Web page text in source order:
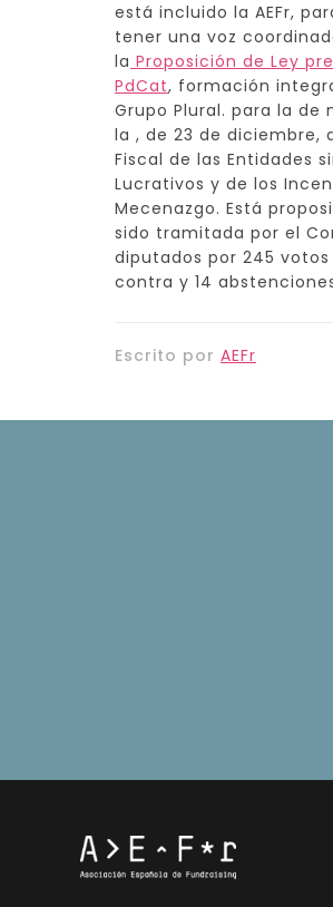
está incluido la AEFr,
tener una voz
la Proposición de Ley
PdCat, formación
Grupo Plural. para la de
la , de 23 de diciembre,
Fiscal de las Entidades
Lucrativos y de los
Mecenazgo. Está
sido tramitada por el
diputados por 245
contra y 14
Escrito por AEFr